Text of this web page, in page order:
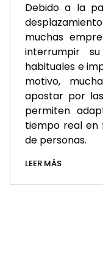
Debido a la
muchas
interrumpir
habituales e
motivo,
apostar por
permiten
tiempo real en
de personas.
LEER MÁS